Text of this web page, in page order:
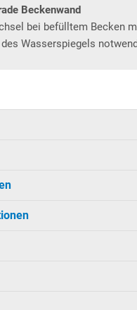
Beckenwand
bei befülltem Becken
Wasserspiegels